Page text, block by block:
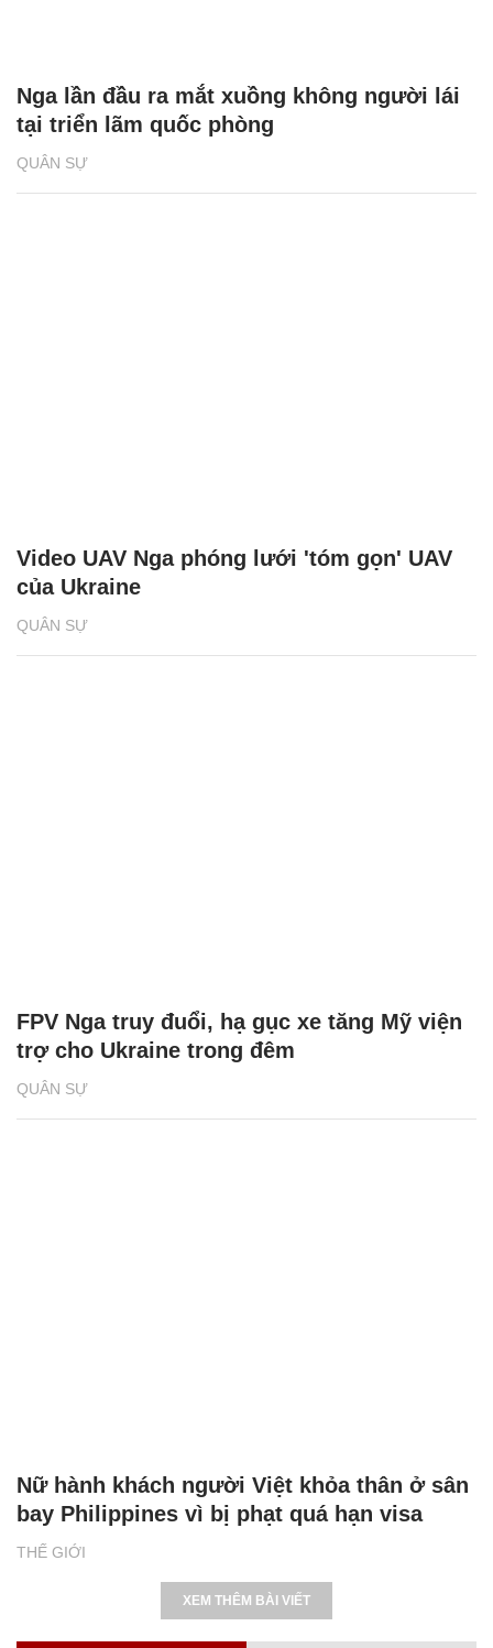
QUÂN SỰ
Nga lần đầu ra mắt xuồng không người lái
tại triển lãm quốc phòng
QUÂN SỰ
Video UAV Nga phóng lưới 'tóm gọn' UAV
của Ukraine
QUÂN SỰ
FPV Nga truy đuổi, hạ gục xe tăng Mỹ viện
trợ cho Ukraine trong đêm
THẾ GIỚI
Nữ hành khách người Việt khỏa thân ở sân
bay Philippines vì bị phạt quá hạn visa
XEM THÊM BÀI VIẾT